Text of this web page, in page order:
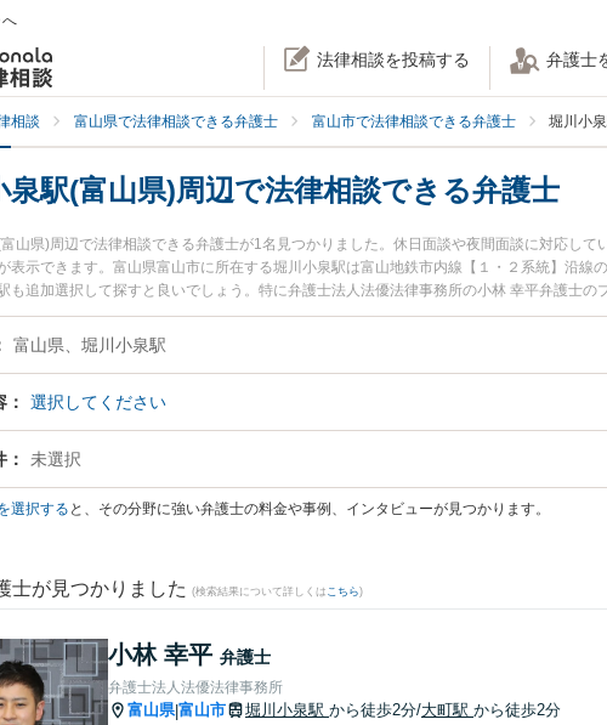
法律相談を投稿する 弁護士
相談 富山県で法律相談できる弁護士 富山市で法律相談できる弁護士 堀川小
泉駅(富山県)周辺で法律相談できる弁護士
山県)周辺で法律相談できる弁護士が1名見つかりました。休日面談や夜間面談に対応し
表示できます。富山県富山市に所在する堀川小泉駅は富山地鉄市内線【１・２系統】沿
も追加選択して探すと良いでしょう。特に弁護士法人法優法律事務所の小林 幸平弁護士
ブルを勤務先から通いやすい堀川小泉駅周辺に事務所を構える弁護士に面談予約したい
回無料で立ち退き交渉を法律相談できる堀川小泉駅付近の弁護士に面談予約したい』など
富山県、堀川小泉駅
選択してください
未選択
選択する と、その分野に強い弁護士の料金や事例、インタビューが見つかります。
士が見つかりました (検索結果について詳しくは こちら)
小林 幸平 弁護士
弁護士法人法優法律事務所
富山県|富山市 堀川小泉駅 から徒歩2分/大町駅 から徒歩2分